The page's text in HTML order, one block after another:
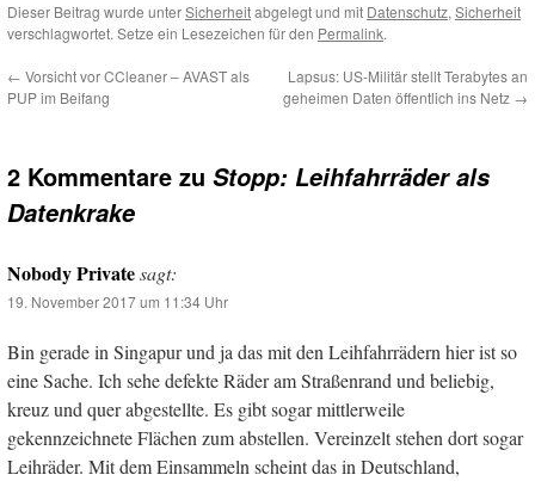
Dieser Beitrag wurde unterSicherheitabgelegt und mit Datenschutz, Sicherheit
verschlagwortet. Setze ein Lesezeichen für den Permalink.
← Vorsicht vor CCleaner – AVAST als
PUP im Beifang
Lapsus: US-Militär stellt Terabytes an
geheimen Daten öffentlich ins Netz →
2 Kommentare zu Stopp: Leihfahrräder als
Datenkrake
Nobody Privatesagt:
19. November 2017 um 11:34 Uhr
Bin gerade in Singapur und ja das mit den Leihfahrrädern hier ist so
eine Sache. Ich sehe defekte Räder am Straßenrand und beliebig,
kreuz und quer abgestellte. Es gibt sogar mittlerweile
gekennzeichnete Flächen zum abstellen. Vereinzelt stehen dort sogar
Leihräder. Mit dem Einsammeln scheint das in Deutschland,